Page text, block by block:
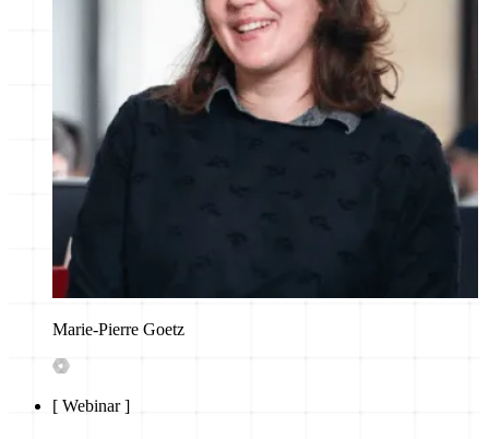
Marie-Pierre Goetz
[ Webinar]